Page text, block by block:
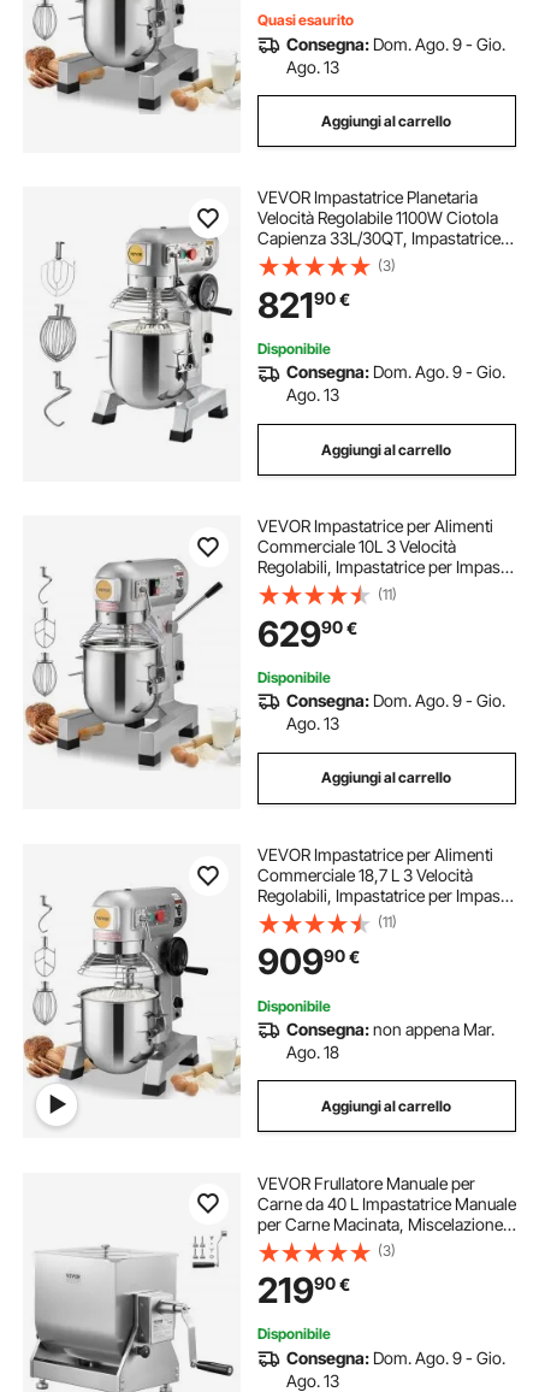
Quasi esaurito
Consegna: Dom. Ago. 9 - Gio.
Ago. 13
Aggiungi al carrello
VEVOR Impastatrice Planetaria
Velocità Regolabile 1100W Ciotola
Capienza 33L/30QT, Impastatrice
Elettrica da Cucina Commerciale
Velocità 3 Modi 108/199/382
giri/min, Impastatrice 3 Ganci di
Ricambio
(3)
82190€
Disponibile
Consegna: Dom. Ago. 9 - Gio.
Ago. 13
Aggiungi al carrello
VEVOR Impastatrice per Alimenti
Commerciale 10L 3 Velocità
Regolabili, Impastatrice per Impasto
da 550 W con Ciotola in Acciaio
Inox e Accessori per Mescolare,
Ideale per Ristoranti, Panetterie
(11)
62990€
Disponibile
Consegna: Dom. Ago. 9 - Gio.
Ago. 13
Aggiungi al carrello
VEVOR Impastatrice per Alimenti
Commerciale 18,7 L 3 Velocità
Regolabili, Impastatrice per Impasto
da 1100 W con Ciotola in Acciaio
Inox e Accessori per Mescolare,
Ideale per Ristoranti, Panetterie
(11)
90990€
Disponibile
Consegna:non appena Mar.
Ago. 18
Aggiungi al carrello
VEVOR Frullatore Manuale per
Carne da 40 L Impastatrice Manuale
per Carne Macinata, Miscelazione
Massima di 27,2 kg di Carne,
Dispositivo per Lavorazione della
Carne con Contenitore Ribaltabile
(3)
21990€
Disponibile
Consegna: Dom. Ago. 9 - Gio.
Ago. 13